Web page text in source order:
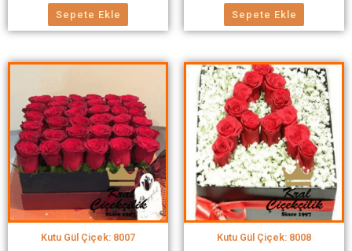
Sepete Ekle Sepete Ekle
Kutu Gül Çiçek: 8007
Kutu Gül Çiçek: 8008